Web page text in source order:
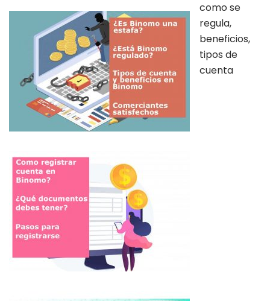
como se
regula,
beneficios,
tipos de
cuenta